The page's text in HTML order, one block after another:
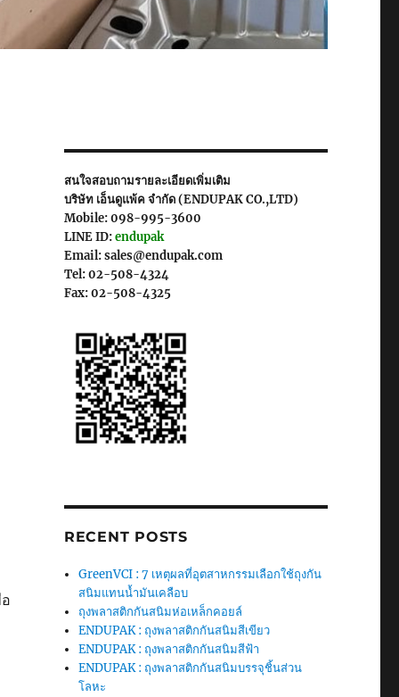
สนใจสอบถามรายละเอียดเพิ่มเติม
บริษัท เอ็นดูแพ้ค จำกัด (ENDUPAK CO.,LTD)
Mobile: 098-995-3600
LINE ID:endupak
Email: sales@endupak.com
Tel: 02-508-4324
Fax: 02-508-4325
RECENT POSTS
GreenVCI : 7 เหตุผลที่อุตสาหกรรมเลือกใช้ถุงกัน
สนิมแทนน้ำมันเคลือบ
ถุงพลาสติกกันสนิมห่อเหล็กคอยล์
ENDUPAK : ถุงพลาสติกกันสนิมสีเขียว
ENDUPAK : ถุงพลาสติกกันสนิมสีฟ้า
ENDUPAK : ถุงพลาสติกกันสนิมบรรจุชิ้นส่วน
โลหะ